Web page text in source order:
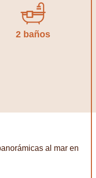
2 baños
al mar en